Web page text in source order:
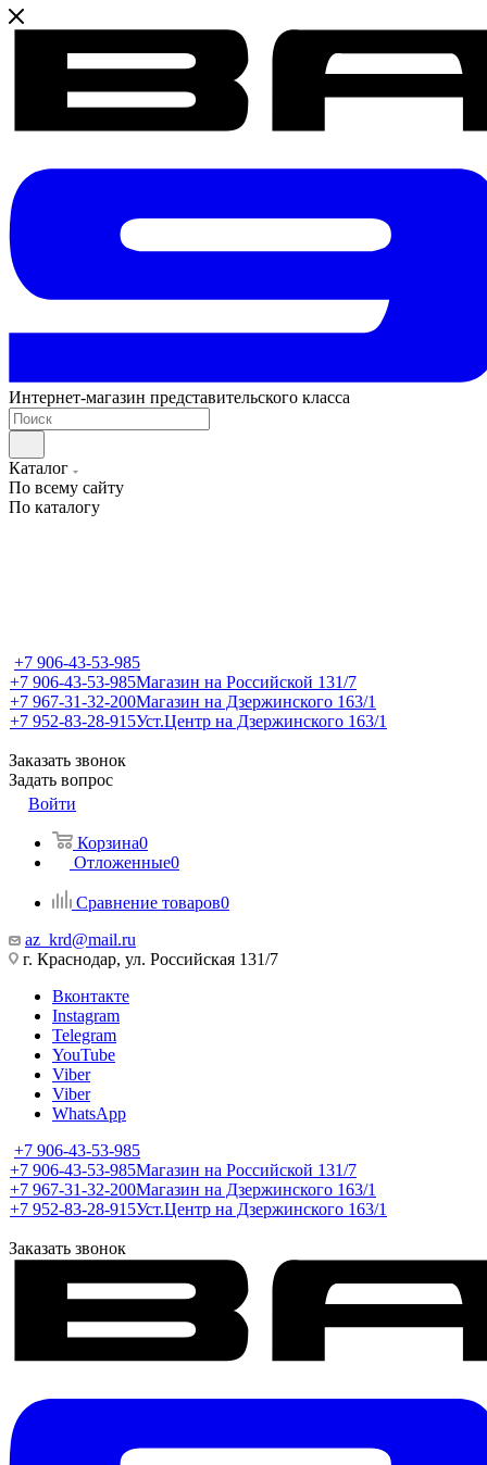
Интернет-магазин представительского класса
Каталог
По всему сайту
По каталогу
+7 906-43-53-985
+7 906-43-53-985Магазин на Российской 131/7
+7 967-31-32-200Магазин на Дзержинского 163/1
+7 952-83-28-915Уст.Центр на Дзержинского 163/1
Заказать звонок
Задать вопрос
Войти
Корзина0
Отложенные0
Сравнение товаров0
az_krd@mail.ru
г. Краснодар, ул. Российская 131/7
Вконтакте
Instagram
Telegram
YouTube
Viber
Viber
WhatsApp
+7 906-43-53-985
+7 906-43-53-985Магазин на Российской 131/7
+7 967-31-32-200Магазин на Дзержинского 163/1
+7 952-83-28-915Уст.Центр на Дзержинского 163/1
Заказать звонок